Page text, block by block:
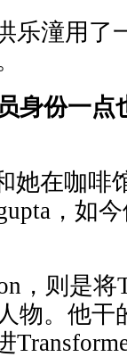
乐潼用了
身份一点
她在咖啡
，如
，则是将
物。他干